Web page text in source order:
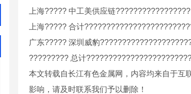
上海????? 中工美供应链
上海????? 合计
广东????? 深圳威豹
????????? 总计
本文转载自长江有色金属网，内容均来自于互
影响，请及时联系我们予以删除！